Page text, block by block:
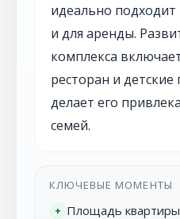
идеально подходит
и для аренды.
комплекса
ресторан и
делает его
семей.
КЛЮЧЕВЫЕ МОМЕНТЫ
+ Площадь квартиры